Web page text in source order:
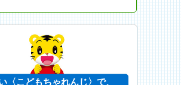
〈こどもちゃれんじ〉で、